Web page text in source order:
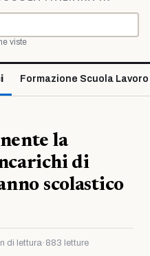
viste
Formazione Scuola Lavoro
la
di
scolastico
di lettura· 883 letture